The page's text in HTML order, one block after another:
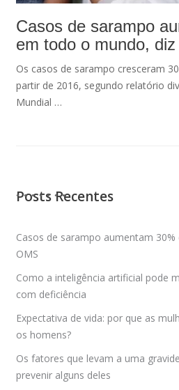
Casos de sarampo
em todo o mundo,
Os casos de sarampo cresceram
partir de 2016, segundo relatório
Mundial …
Posts Recentes
Casos de sarampo aumentam
OMS
Como a inteligência artificial pode
com deficiência
Expectativa de vida: por que as
os homens?
Os fatores que levam a uma
prevenir alguns deles